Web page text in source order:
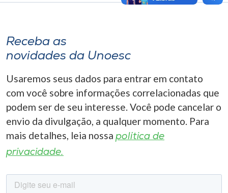
Receba as
novidades da Unoesc
Usaremos seus dados para entrar em contato
com você sobre informações correlacionadas que
podem ser de seu interesse. Você pode cancelar o
envio da divulgação, a qualquer momento. Para
mais detalhes, leia nossa política de
privacidade.